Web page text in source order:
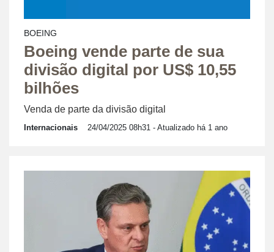
BOEING
Boeing vende parte de sua
divisão digital por US$ 10,55
bilhões
Venda de parte da divisão digital
Internacionais 24/04/2025 08h31 - Atualizado há 1 ano